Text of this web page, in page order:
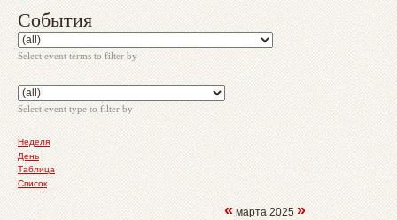
События
Select event terms to filter by
Select event type to filter by
Неделя
День
Таблица
Список
«марта 2025 »